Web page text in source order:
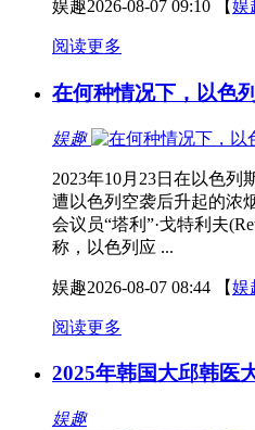
娱趣2026-08-07 09:10 【娱
阅读更多
在何种情况下，以色
娱趣
2023年10月23日在以色列
遭以色列空袭后升起的浓
会议员“塔利”·戈特利夫
称，以色列应 ...
娱趣2026-08-07 08:44 【娱
阅读更多
2025年韩国大邱韩医
娱趣